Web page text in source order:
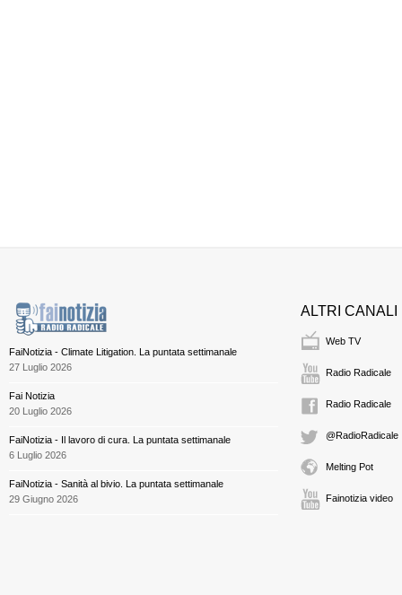
FaiNotizia - Climate Litigation. La puntata settimanale
27 Luglio 2026
Fai Notizia
20 Luglio 2026
FaiNotizia - Il lavoro di cura. La puntata settimanale
6 Luglio 2026
FaiNotizia - Sanità al bivio. La puntata settimanale
29 Giugno 2026
ALTRI CANALI
Web TV
Radio Radicale
Radio Radicale
@RadioRadicale
Melting Pot
Fainotizia video